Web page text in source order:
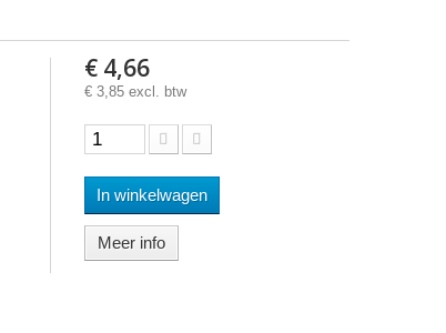
€ 4,66
€ 3,85 excl. btw
In winkelwagen
Meer info